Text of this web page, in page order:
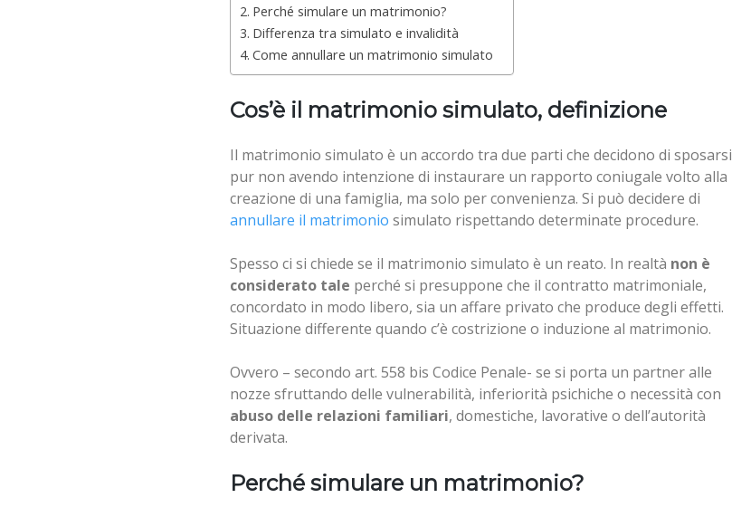
Perché simulare un matrimonio?
Differenza tra simulato e invalidità
Come annullare un matrimonio simulato
Cos’è il matrimonio simulato, definizione
Il matrimonio simulato è un accordo tra due parti che decidono di sposarsi
pur non avendo intenzione di instaurare un rapporto coniugale volto alla
creazione di una famiglia, ma solo per convenienza. Si può decidere di
annullare il matrimonio simulato rispettando determinate procedure.
Spesso ci si chiede se il matrimonio simulato è un reato. In realtà non è
considerato tale perché si presuppone che il contratto matrimoniale,
concordato in modo libero, sia un affare privato che produce degli effetti.
Situazione differente quando c’è costrizione o induzione al matrimonio.
Ovvero – secondo art. 558 bis Codice Penale- se si porta un partner alle
nozze sfruttando delle vulnerabilità, inferiorità psichiche o necessità con
abuso delle relazioni familiari, domestiche, lavorative o dell’autorità
derivata.
Perché simulare un matrimonio?